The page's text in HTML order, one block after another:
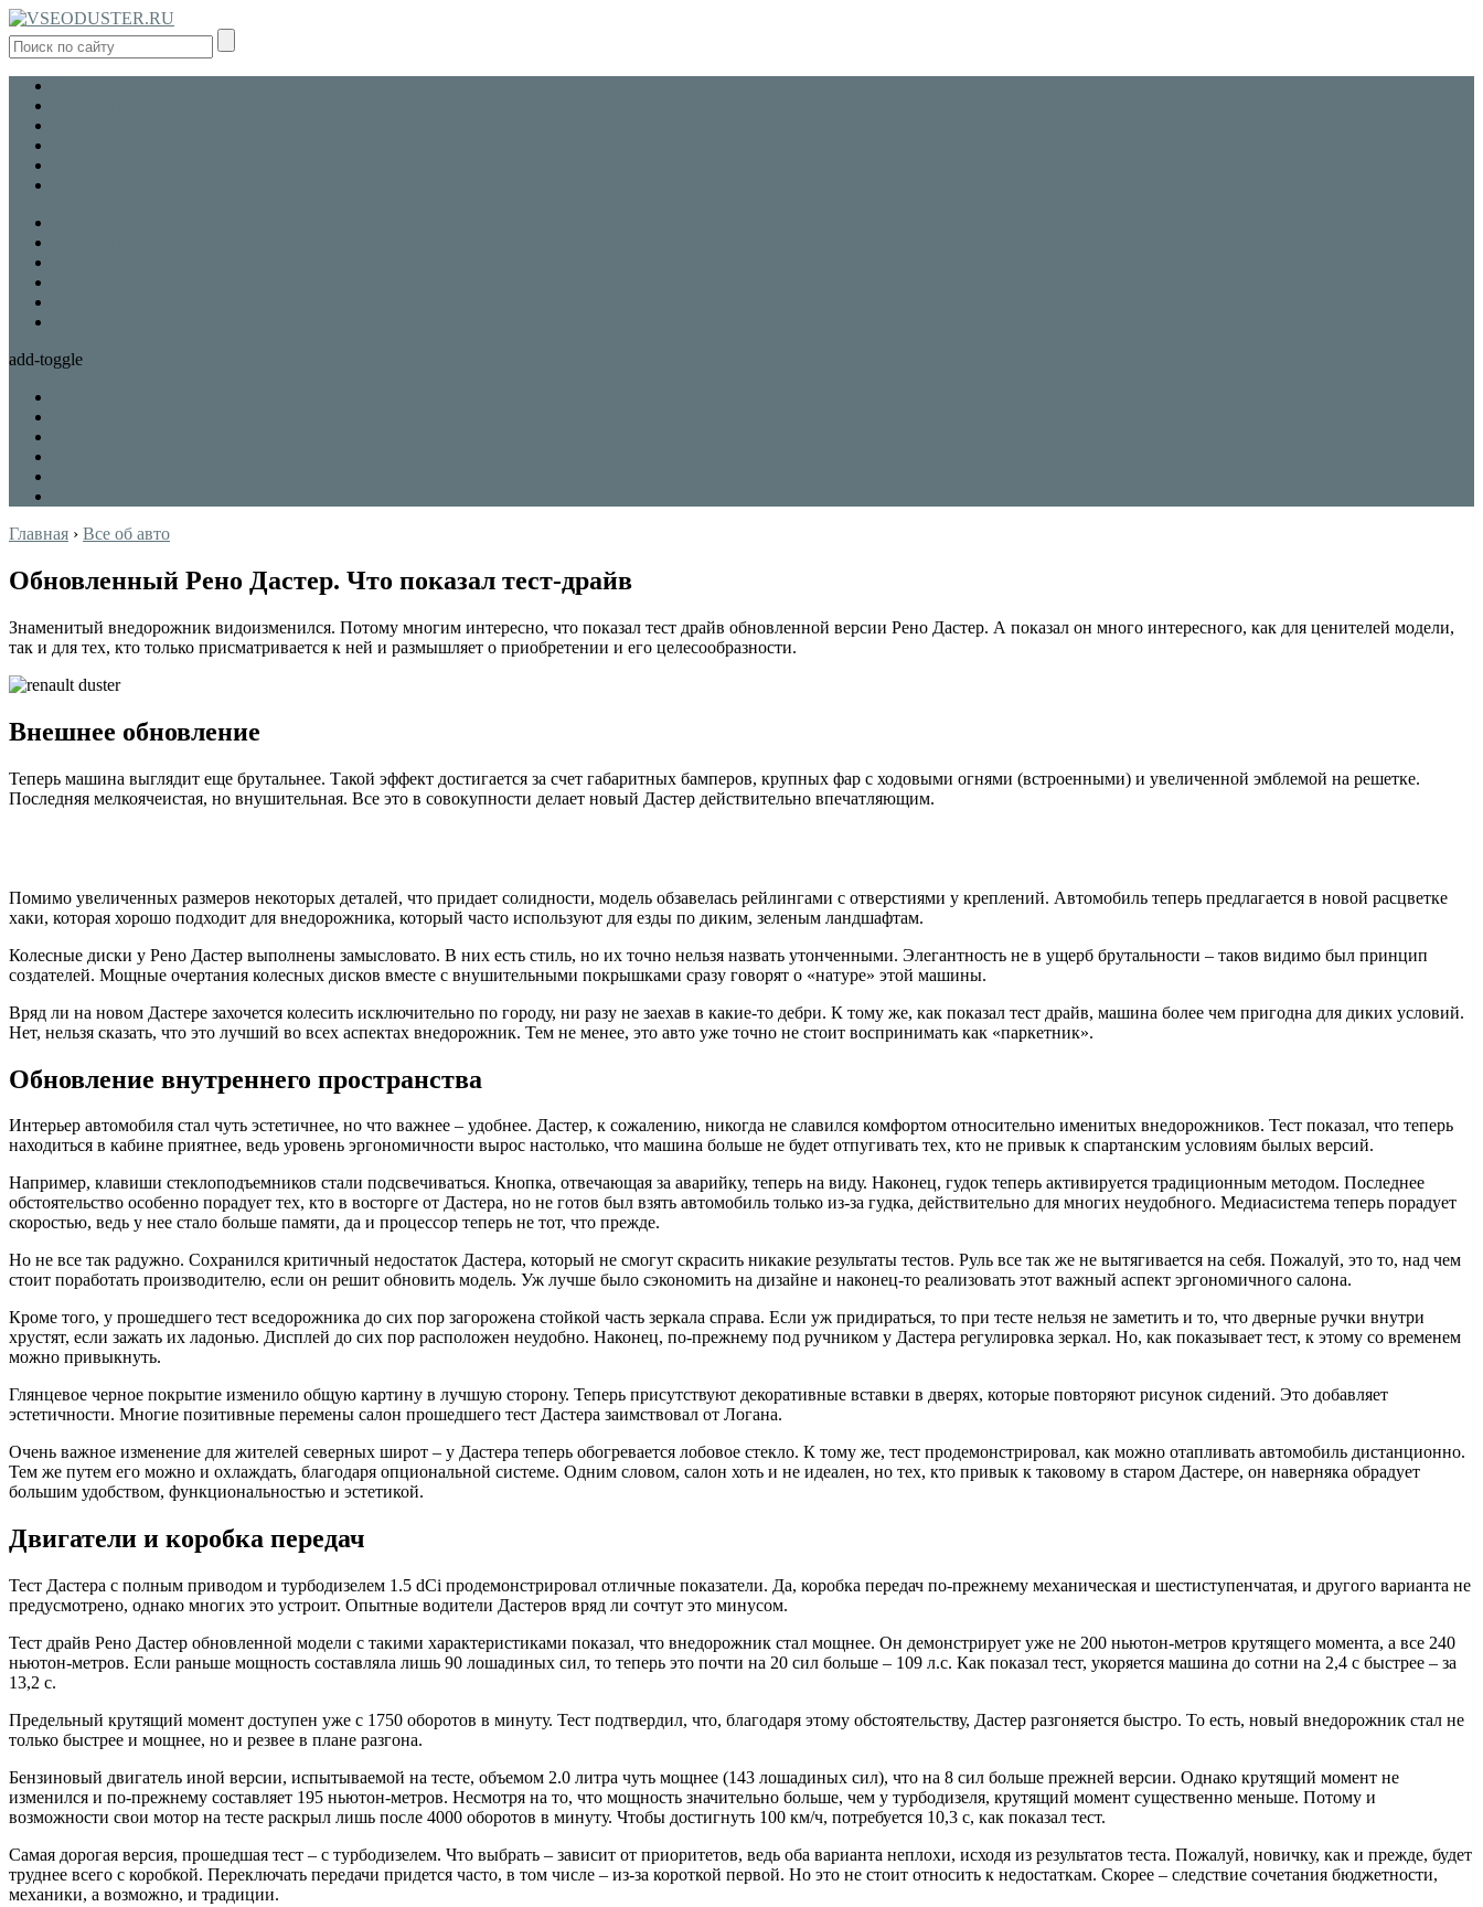
add-toggle
Главная › Все об авто
Обновленный Рено Дастер. Что показал тест-драйв
Знаменитый внедорожник видоизменился. Потому многим интересно, что показал тест драйв обновленной версии Рено Дастер. А показал он много интересного, как для ценителей модели,
так и для тех, кто только присматривается к ней и размышляет о приобретении и его целесообразности.
Внешнее обновление
Теперь машина выглядит еще брутальнее. Такой эффект достигается за счет габаритных бамперов, крупных фар с ходовыми огнями (встроенными) и увеличенной эмблемой на решетке.
Последняя мелкоячеистая, но внушительная. Все это в совокупности делает новый Дастер действительно впечатляющим.
Помимо увеличенных размеров некоторых деталей, что придает солидности, модель обзавелась рейлингами с отверстиями у креплений. Автомобиль теперь предлагается в новой расцветке
хаки, которая хорошо подходит для внедорожника, который часто используют для езды по диким, зеленым ландшафтам.
Колесные диски у Рено Дастер выполнены замысловато. В них есть стиль, но их точно нельзя назвать утонченными. Элегантность не в ущерб брутальности – таков видимо был принцип
создателей. Мощные очертания колесных дисков вместе с внушительными покрышками сразу говорят о «натуре» этой машины.
Вряд ли на новом Дастере захочется колесить исключительно по городу, ни разу не заехав в какие-то дебри. К тому же, как показал тест драйв, машина более чем пригодна для диких условий.
Нет, нельзя сказать, что это лучший во всех аспектах внедорожник. Тем не менее, это авто уже точно не стоит воспринимать как «паркетник».
Обновление внутреннего пространства
Интерьер автомобиля стал чуть эстетичнее, но что важнее – удобнее. Дастер, к сожалению, никогда не славился комфортом относительно именитых внедорожников. Тест показал, что теперь
находиться в кабине приятнее, ведь уровень эргономичности вырос настолько, что машина больше не будет отпугивать тех, кто не привык к спартанским условиям былых версий.
Например, клавиши стеклоподъемников стали подсвечиваться. Кнопка, отвечающая за аварийку, теперь на виду. Наконец, гудок теперь активируется традиционным методом. Последнее
обстоятельство особенно порадует тех, кто в восторге от Дастера, но не готов был взять автомобиль только из-за гудка, действительно для многих неудобного. Медиасистема теперь порадует
скоростью, ведь у нее стало больше памяти, да и процессор теперь не тот, что прежде.
Но не все так радужно. Сохранился критичный недостаток Дастера, который не смогут скрасить никакие результаты тестов. Руль все так же не вытягивается на себя. Пожалуй, это то, над чем
стоит поработать производителю, если он решит обновить модель. Уж лучше было сэкономить на дизайне и наконец-то реализовать этот важный аспект эргономичного салона.
Кроме того, у прошедшего тест вседорожника до сих пор загорожена стойкой часть зеркала справа. Если уж придираться, то при тесте нельзя не заметить и то, что дверные ручки внутри
хрустят, если зажать их ладонью. Дисплей до сих пор расположен неудобно. Наконец, по-прежнему под ручником у Дастера регулировка зеркал. Но, как показывает тест, к этому со временем
можно привыкнуть.
Глянцевое черное покрытие изменило общую картину в лучшую сторону. Теперь присутствуют декоративные вставки в дверях, которые повторяют рисунок сидений. Это добавляет
эстетичности. Многие позитивные перемены салон прошедшего тест Дастера заимствовал от Логана.
Очень важное изменение для жителей северных широт – у Дастера теперь обогревается лобовое стекло. К тому же, тест продемонстрировал, как можно отапливать автомобиль дистанционно.
Тем же путем его можно и охлаждать, благодаря опциональной системе. Одним словом, салон хоть и не идеален, но тех, кто привык к таковому в старом Дастере, он наверняка обрадует
большим удобством, функциональностью и эстетикой.
Двигатели и коробка передач
Тест Дастера с полным приводом и турбодизелем 1.5 dCi продемонстрировал отличные показатели. Да, коробка передач по-прежнему механическая и шестиступенчатая, и другого варианта не
предусмотрено, однако многих это устроит. Опытные водители Дастеров вряд ли сочтут это минусом.
Тест драйв Рено Дастер обновленной модели с такими характеристиками показал, что внедорожник стал мощнее. Он демонстрирует уже не 200 ньютон-метров крутящего момента, а все 240
ньютон-метров. Если раньше мощность составляла лишь 90 лошадиных сил, то теперь это почти на 20 сил больше – 109 л.с. Как показал тест, укоряется машина до сотни на 2,4 с быстрее – за
13,2 с.
Предельный крутящий момент доступен уже с 1750 оборотов в минуту. Тест подтвердил, что, благодаря этому обстоятельству, Дастер разгоняется быстро. То есть, новый внедорожник стал не
только быстрее и мощнее, но и резвее в плане разгона.
Бензиновый двигатель иной версии, испытываемой на тесте, объемом 2.0 литра чуть мощнее (143 лошадиных сил), что на 8 сил больше прежней версии. Однако крутящий момент не
изменился и по-прежнему составляет 195 ньютон-метров. Несмотря на то, что мощность значительно больше, чем у турбодизеля, крутящий момент существенно меньше. Потому и
возможности свои мотор на тесте раскрыл лишь после 4000 оборотов в минуту. Чтобы достигнуть 100 км/ч, потребуется 10,3 с, как показал тест.
Самая дорогая версия, прошедшая тест – с турбодизелем. Что выбрать – зависит от приоритетов, ведь оба варианта неплохи, исходя из результатов теста. Пожалуй, новичку, как и прежде, будет
труднее всего с коробкой. Переключать передачи придется часто, в том числе – из-за короткой первой. Но это не стоит относить к недостаткам. Скорее – следствие сочетания бюджетности,
механики, а возможно, и традиции.